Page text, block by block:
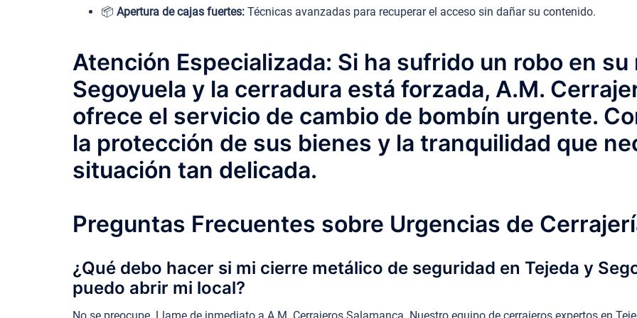
📦 Apertura de cajas fuertes: Técnicas avanzadas para recuperar el acceso sin dañar su contenido.
Atención Especializada: Si ha sufrido un robo en
Segoyuela y la cerradura está forzada, A.M.
ofrece el servicio de cambio de bombín urgente.
la protección de sus bienes y la tranquilidad que
situación tan delicada.
Preguntas Frecuentes sobre Urgencias de
¿Qué debo hacer si mi cierre metálico de seguridad en Tejeda y
puedo abrir mi local?